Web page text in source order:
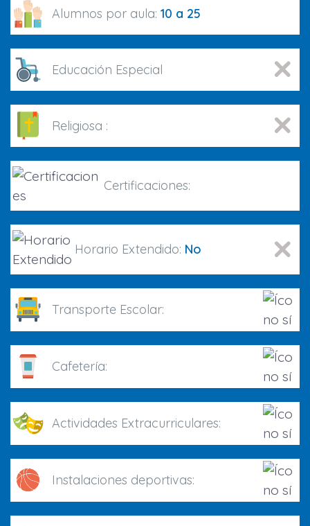
Alumnos por aula: 10 a 25
Educación Especial
Religiosa :
Certificaciones:
Horario Extendido: No
Transporte Escolar:
Cafetería:
Actividades Extracurriculares:
Instalaciones deportivas: